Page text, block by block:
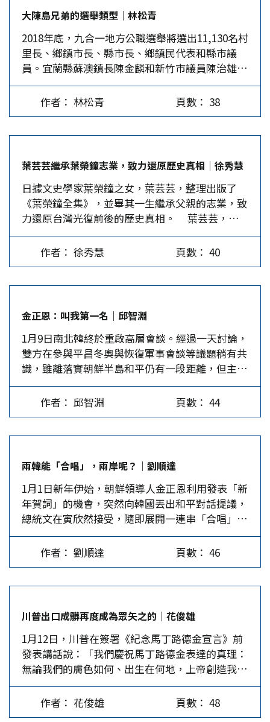
當時陳水扁得615,090票、43.67%的得票率，當選
了台北市長，是民進黨的第一次，也是唯一一次。
1998年陳水扁尋求連任時，得到688,072票，得票
率上升到45.91%，卻不敵馬英九的766,377票，當
年泛藍還有新黨的王建煊參選，拿了44,452票，不
過馬英九得票率仍有51.13%。…
大陳島兄弟的選舉類型｜林松青
2018年底，九合一地方公職選舉將選出11,130名村
里長、鄉鎮市長、縣市長、鄉鎮民代表和縣市議
員。宜蘭縣蘇澳鎮長陳金麟和新竹市議員陳治雄是
親兄弟，都會競選連任現職。 為什麼在成千上萬
未來的選將中，單獨介紹陳家兄弟呢？這當然不是
選舉文宣，更不是濫用媒體公器偏私助選，而是宏
挑出一個可以參照的類型；供政黨工作者借鑒，讓
選民對台灣現有的政治生態，還心存一點樂觀。
此三面向是： 一、事在人為…
作者： 林松青 頁數： 38
葉芸芸繼承葉榮鐘志業，致力還原歷史真相｜徐秀慧
日據文史學家葉榮鐘之女，葉芸芸，整理出版了
《葉榮鐘全集》，並畢其一生繼承父親的志業，致
力還原台灣光復前後的歷史真相。 葉芸芸，出
生於台北市大龍峒，父母親均為鹿港人。1973年旅
居美國，關注台灣現代史：日本殖民統治時期、戰
後初期、二二八事件，以及1950年代白色恐怖時期
(台北：遠流1991)、《餘生猶懷一寸心》(台北：
印刻2006)。 曾主編以台灣留美學生為讀者對象的
《台灣雜誌》雙月刊 (1978~1983)，創辦在紐約發
行的月刊《台灣與世界》(1983~1987)，擔任發行
人。 …
作者： 徐秀慧 頁數： 40
金正恩：叫我第一名｜邱智淵
1月9日南北韓終於重啟高層會談。經過一天討論，
雙方在參與平昌冬奧與恢復軍事會談等議題稍有共
識，雖離落實朝鮮半島和平仍有一段距離，但主動
表達有會談意願的金正恩，又再次成為大贏家。
毫無疑問的，主動表達兩韓會談意願的金正恩，可
說是此次雙方進行友好互動的大贏家。過去一年，
負負；更藉由核武技術，讓國際孤兒一躍成為沒人
敢忽視的對象。 金正恩1月1日才剛強調「核子按
鈕」就在身邊，1月2日就180度轉變地強調，願意
藉由平昌冬奧，促進南北韓會談，並在不設前提的
原則下，在一周內促進雙方的會談。這都在告訴外
界，朝鮮半島的和平與戰爭由我金正恩決定，並在
塑造北韓發展核武是在追求和平，不像老美擁有核
武是用來恫嚇別人、欺壓弱小的對比形象。 金正
際戰略的傑出玩家。…
作者： 邱智淵 頁數： 44
兩韓能「合唱」，兩岸呢？｜劉順達
1月1日新年伊始，朝鮮領導人金正恩利用發表「新
年賀詞」的機會，突然向韓國丟出和平對話提議，
總統文在寅欣然接受，隨即展開一連串「合唱」。
對於金正恩態度180度轉向，眾說紛紜。筆者認
為有以下幾點原因： 第一、聯合國安理會的連續
制裁讓朝鮮喘不過氣來。這一說，當然無法得到確
二、金正恩與文在寅「意氣相投」。金正恩看到文
在寅不僅反美，也反日。文在寅主動要求美國，將
2月和3月舉行的「Key…
作者： 劉順達 頁數： 46
川普出口成髒再度成為眾矢之的｜花俊雄
1月12日，川普在簽署《紀念馬丁路德金宣言》前
發表講話說：「我們慶祝馬丁路德金表達的真理：
無論我們的膚色如何、出生在何地，上帝創造我們
人人平等。」他剛講完話就有記者搶著問：「總統
先生，你是不是種族主義者？」川普沒回答逕自走
出門去。記者此問是因川普之前的發言涉及種族歧
作者： 花俊雄 頁數： 48